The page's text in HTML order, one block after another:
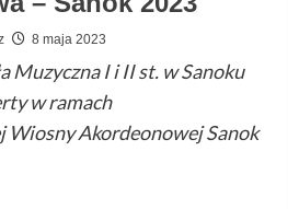
8 maja 2023
Muzyczna I i II st. w Sanoku
w ramach
Akordeonowej Sanok